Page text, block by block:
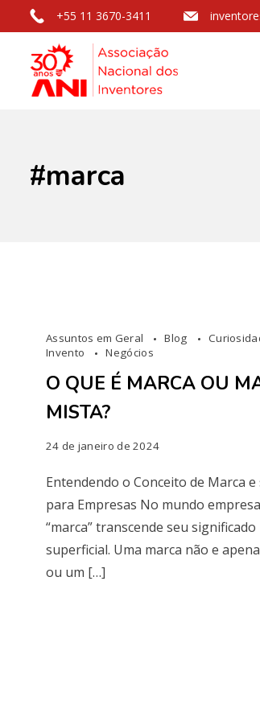
+55 11 3670-3411
#marca
Assuntos em Geral Blog
Invento
Negócios
O QUE É MARCA OU
MISTA?
24 de janeiro de 2024
Entendendo o Conceito de Marca
para Empresas No mundo
“marca” transcende seu
superficial. Uma marca não e
ou um […]